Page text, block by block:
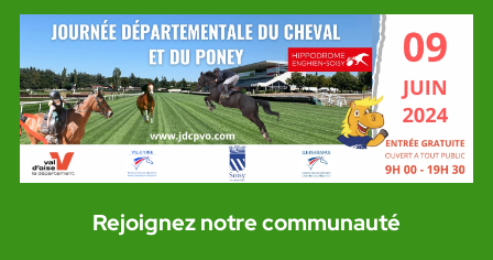
Rejoignez notre communauté